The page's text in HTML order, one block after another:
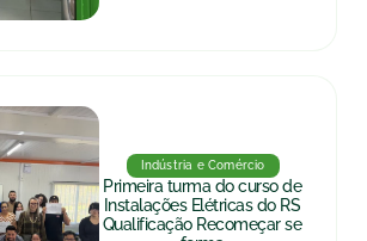
Indústria e Comércio
Primeira turma do curso de
Instalações Elétricas do RS
Qualificação Recomeçar se